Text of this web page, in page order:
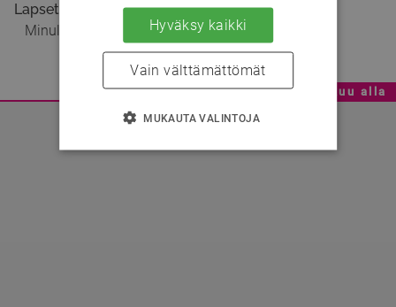
Lapset
Minulla on 1 lapsi
Mainoskatko - Sisältö jatkuu alla
Hyväksy kaikki
Vain välttämättömät
MUKAUTA VALINTOJA